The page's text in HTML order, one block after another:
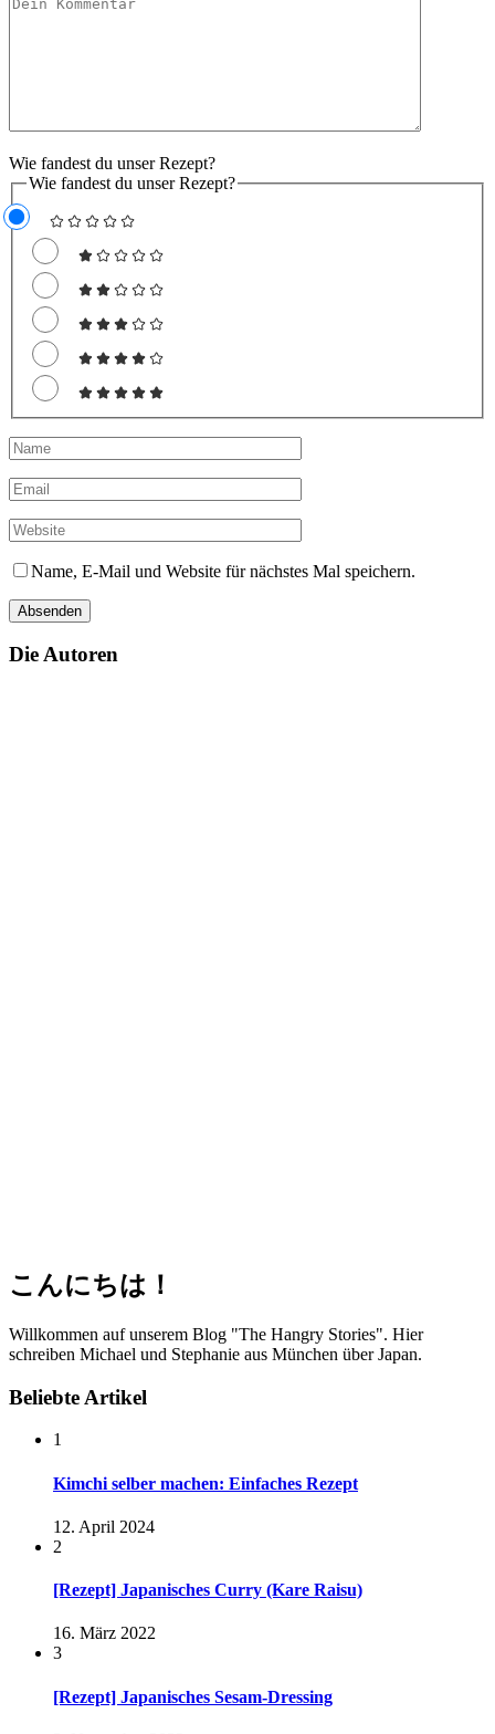
Wie fandest du unser Rezept?
Wie fandest du unser Rezept?
Name, E-Mail und Website für nächstes Mal speichern.
Die Autoren
こんにちは！
Willkommen auf unserem Blog "The Hangry Stories". Hier
schreiben Michael und Stephanie aus München über Japan.
Beliebte Artikel
1
Kimchi selber machen: Einfaches Rezept
12. April 2024
2
[Rezept] Japanisches Curry (Kare Raisu)
16. März 2022
3
[Rezept] Japanisches Sesam-Dressing